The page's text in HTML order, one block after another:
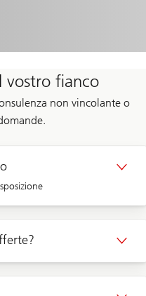
vostro fianco
non vincolante o